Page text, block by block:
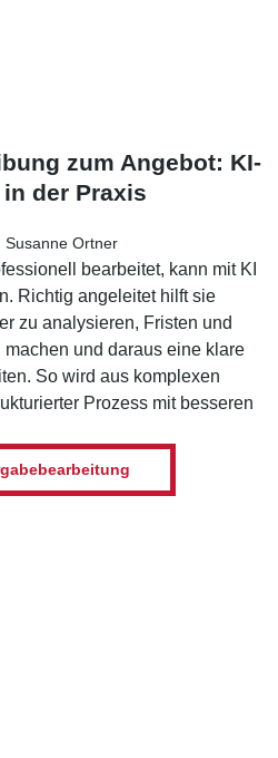
zum Angebot: KI-
der Praxis
Susanne Ortner
bearbeitet, kann mit KI
Richtig angeleitet hilft sie
zu analysieren, Fristen und
und daraus eine klare
So wird aus komplexen
Prozess mit besseren